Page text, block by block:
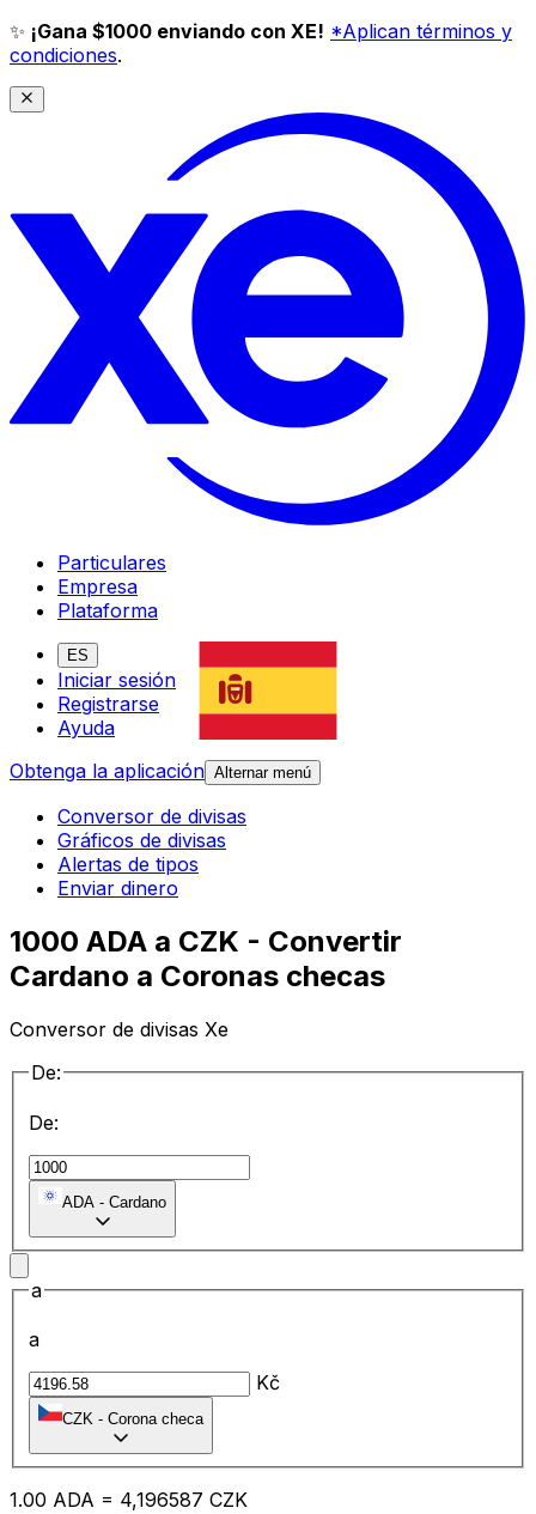
✨ ¡Gana $1000 enviando con XE! *Aplican términos y
condiciones.
Particulares
Empresa
Plataforma
ES
Iniciar sesión
Registrarse
Ayuda
Obtenga la aplicación Alternar menú
Conversor de divisas
Gráficos de divisas
Alertas de tipos
Enviar dinero
1000 ADA a CZK - Convertir
Cardano a Coronas checas
Conversor de divisas Xe
De:
De:
ADA - Cardano
a
a
Kč
CZK - Corona checa
1.00 ADA = 4,196587 CZK